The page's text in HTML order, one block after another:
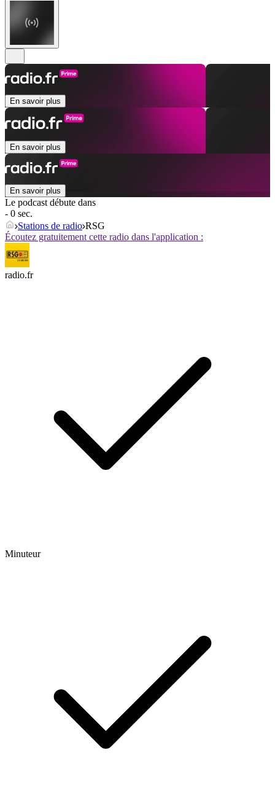
En savoir plus
En savoir plus
En savoir plus
Le podcast débute dans
- 0 sec.
Stations de radio RSG
Écoutez gratuitement cette radio dans l'application :
radio.fr
Minuteur